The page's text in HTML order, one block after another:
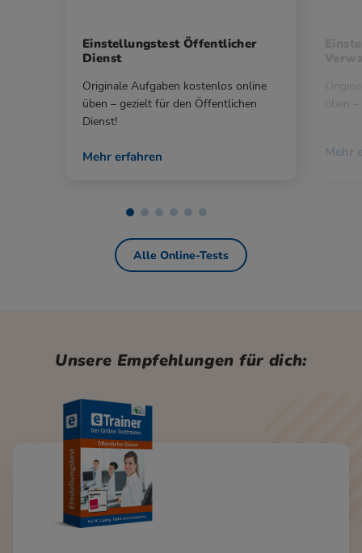
Einstellungstest Öffentlicher
Dienst
Originale Aufgaben kostenlos online
üben – gezielt für den Öffentlichen
Dienst!
Mehr erfahren Mehr
Alle Online-Tests
Unsere Empfehlungen für dich: